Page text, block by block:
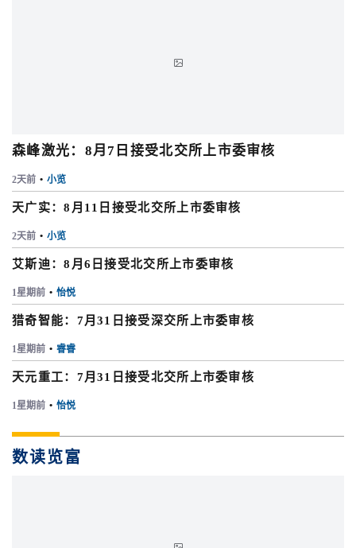

森峰激光：8月7日接受北交所上市委审核
2天前 • 小览
天广实：8月11日接受北交所上市委审核
2天前 • 小览
艾斯迪：8月6日接受北交所上市委审核
1星期前 • 怡悦
猎奇智能：7月31日接受深交所上市委审核
1星期前 • 睿睿
天元重工：7月31日接受北交所上市委审核
1星期前 • 怡悦
数读览富